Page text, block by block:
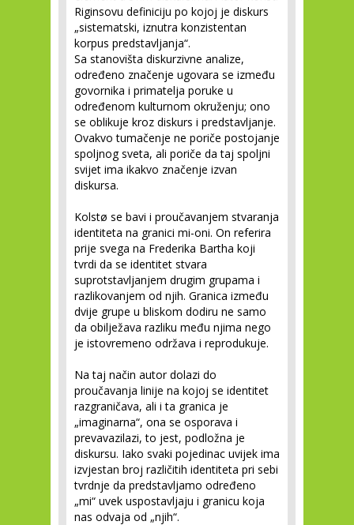
Riginsovu definiciju po kojoj je diskurs
„sistematski, iznutra konzistentan
korpus predstavljanja“.
Sa stanovišta diskurzivne analize,
određeno značenje ugovara se između
govornika i primatelja poruke u
određenom kulturnom okruženju; ono
se oblikuje kroz diskurs i predstavljanje.
Ovakvo tumačenje ne poriče postojanje
spoljnog sveta, ali poriče da taj spoljni
svijet ima ikakvo značenje izvan
diskursa.
Kolstø se bavi i proučavanjem stvaranja
identiteta na granici mi-oni. On referira
prije svega na Frederika Bartha koji
tvrdi da se identitet stvara
suprotstavljanjem drugim grupama i
razlikovanjem od njih. Granica između
dvije grupe u bliskom dodiru ne samo
da obilježava razliku među njima nego
je istovremeno održava i reprodukuje.
Na taj način autor dolazi do
proučavanja linije na kojoj se identitet
razgraničava, ali i ta granica je
„imaginarna“, ona se osporava i
prevavazilazi, to jest, podložna je
diskursu. Iako svaki pojedinac uvijek ima
izvjestan broj različitih identiteta pri sebi
tvrdnje da predstavljamo određeno
„mi“ uvek uspostavljaju i granicu koja
nas odvaja od „njih“.